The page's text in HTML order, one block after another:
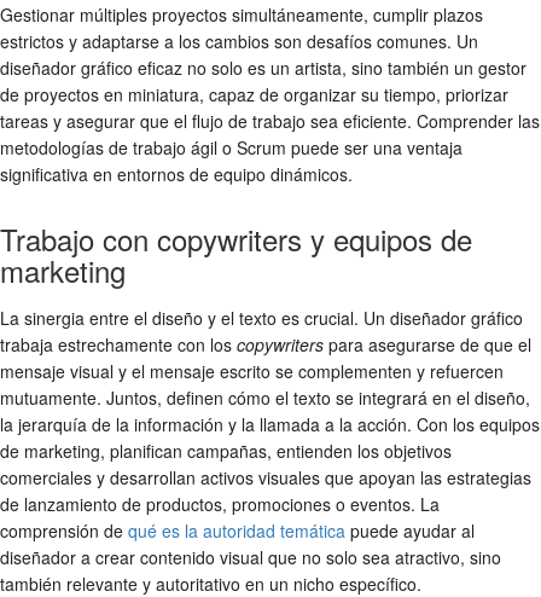
Gestionar múltiples proyectos simultáneamente, cumplir plazos
estrictos y adaptarse a los cambios son desafíos comunes. Un
diseñador gráfico eficaz no solo es un artista, sino también un gestor
de proyectos en miniatura, capaz de organizar su tiempo, priorizar
tareas y asegurar que el flujo de trabajo sea eficiente. Comprender las
metodologías de trabajo ágil o Scrum puede ser una ventaja
significativa en entornos de equipo dinámicos.
Trabajo con copywriters y equipos de
marketing
La sinergia entre el diseño y el texto es crucial. Un diseñador gráfico
trabaja estrechamente con los copywriters para asegurarse de que el
mensaje visual y el mensaje escrito se complementen y refuercen
mutuamente. Juntos, definen cómo el texto se integrará en el diseño,
la jerarquía de la información y la llamada a la acción. Con los equipos
de marketing, planifican campañas, entienden los objetivos
comerciales y desarrollan activos visuales que apoyan las estrategias
de lanzamiento de productos, promociones o eventos. La
comprensión de qué es la autoridad temática puede ayudar al
diseñador a crear contenido visual que no solo sea atractivo, sino
también relevante y autoritativo en un nicho específico.